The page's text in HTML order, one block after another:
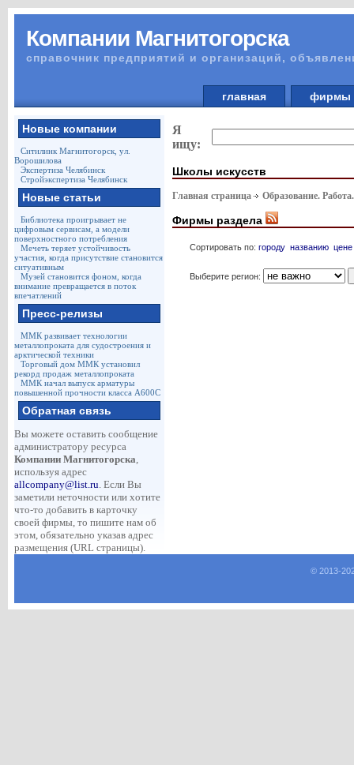
Компании Магнитогорска
справочник предприятий и организаций,
главная
Новые компании
Ситилинк Магнитогорск, ул.
Ворошилова
Экспертиза Челябинск
Стройэкспертиза Челябинск
Новые статьи
Библиотека проигрывает не
цифровым сервисам, а модели
поверхностного потребления
Мечеть теряет устойчивость
участия, когда присутствие становится
ситуативным
Музей становится фоном, когда
внимание превращается в поток
впечатлений
Пресс-релизы
ММК развивает технологии
металлопроката для судостроения и
арктической техники
Торговый дом ММК установил
рекорд продаж металлопроката
ММК начал выпуск арматуры
повышенной прочности класса А600С
Обратная связь
Вы можете оставить сообщение
администратору ресурса
Компании Магнитогорска,
используя адрес
allcompany@list.ru. Если Вы
заметили неточности или хотите
что-то добавить в карточку
своей фирмы, то пишите нам об
этом, обязательно указав адрес
размещения (URL страницы).
Я
ищу:
Школы искусств
Главная страница Образование.
Фирмы раздела
Сортировать по: городу названию цене
Выберите регион:
© 2013-